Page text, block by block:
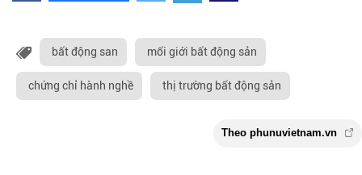
bất động san mối giới bất động sản
chứng chỉ hành nghề thị trường bất động sản